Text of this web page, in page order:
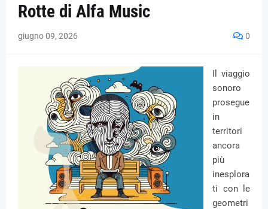
Rotte di Alfa Music
giugno 09, 2026 0
Il viaggio
sonoro
prosegue
in
territori
ancora
più
inesplora
ti con le
geometri